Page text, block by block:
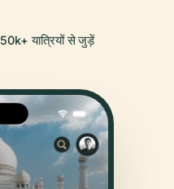
50k+ यात्रियों से जुड़ें